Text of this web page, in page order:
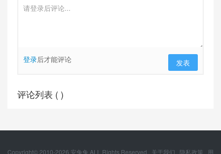
登录后才能评论 发表
评论列表 ( )
Copyright© 2010-2026 安兔兔 ALL Rights Reserved. 关于我们 隐私政策 用